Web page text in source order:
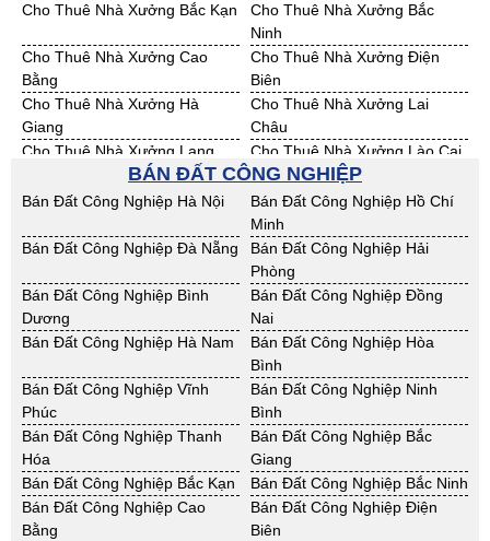
Cho Thuê Nhà Xưởng Bắc Kạn
Cho Thuê Nhà Xưởng Bắc
Ninh
Cho Thuê Nhà Xưởng Cao
Bằng
Cho Thuê Nhà Xưởng Điện
Biên
Cho Thuê Nhà Xưởng Hà
Giang
Cho Thuê Nhà Xưởng Lai
Châu
Cho Thuê Nhà Xưởng Lạng
Cho Thuê Nhà Xưởng Lào Cai
Cho Thuê Nhà Xưởng Nam
Cho Thuê Nhà Xưởng Phú Thọ
Cho Thuê Nhà Xưởng Sơn La
Cho Thuê Nhà Xưởng Thái
Bình
Cho Thuê Nhà Xưởng Thái
Nguyên
Cho Thuê Nhà Xưởng Tuyên
Quang
Cho Thuê Nhà Xưởng Yên Bái
Cho Thuê Nhà Xưởng Thừa T.
Huế
Cho Thuê Nhà Xưởng Khánh
Hoà
Cho Thuê Nhà Xưởng Lâm
Đồng
Cho Thuê Nhà Xưởng Bình
Định
Cho Thuê Nhà Xưởng Bình
Thuận
Cho Thuê Nhà Xưởng Đăk
Nông
Cho Thuê Nhà Xưởng ĐắkLắk
Cho Thuê Nhà Xưởng Gia Lai
Cho Thuê Nhà Xưởng Hà Tĩnh
BÁN ĐẤT CÔNG NGHIỆP
Bán Đất Công Nghiệp Hà Nội
Bán Đất Công Nghiệp Hồ Chí
Minh
Bán Đất Công Nghiệp Đà Nẵng
Bán Đất Công Nghiệp Hải
Phòng
Bán Đất Công Nghiệp Bình
Dương
Bán Đất Công Nghiệp Đồng
Nai
Bán Đất Công Nghiệp Hà Nam
Bán Đất Công Nghiệp Hòa
Bình
Bán Đất Công Nghiệp Vĩnh
Phúc
Bán Đất Công Nghiệp Ninh
Bình
Bán Đất Công Nghiệp Thanh
Hóa
Bán Đất Công Nghiệp Bắc
Giang
Bán Đất Công Nghiệp Bắc Kạn
Bán Đất Công Nghiệp Bắc Ninh
Bán Đất Công Nghiệp Cao
Bằng
Bán Đất Công Nghiệp Điện
Biên